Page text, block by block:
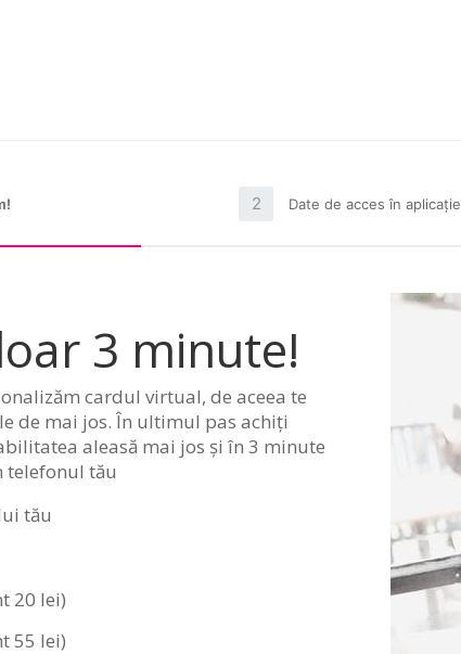
2 Date de acces în aplicație
3 minute!
cardul virtual, de aceea te
de mai jos. În ultimul pas achiți
aleasă mai jos și în 3 minute
tău
tău
20 lei)
55 lei)